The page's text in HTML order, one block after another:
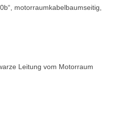
motorraumkabelbaumseitig,
Leitung vom Motorraum